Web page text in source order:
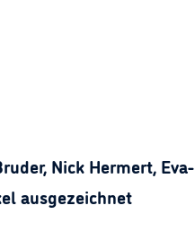
Nick Hermert, Eva-
ausgezeichnet